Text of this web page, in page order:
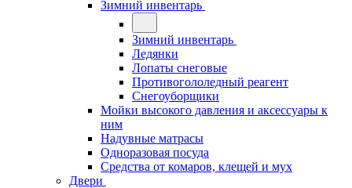
Зимний инвентарь
Зимний инвентарь
Ледянки
Лопаты снеговые
Противогололедный реагент
Снегоуборщики
Мойки высокого давления и аксессуары к
ним
Надувные матрасы
Одноразовая посуда
Средства от комаров, клещей и мух
Двери